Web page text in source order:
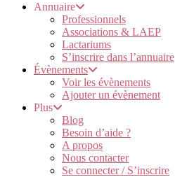
Annuaire
Professionnels
Associations & LAEP
Lactariums
S’inscrire dans l’annuaire
Évènements
Voir les évènements
Ajouter un évènement
Plus
Blog
Besoin d’aide ?
A propos
Nous contacter
Se connecter / S’inscrire